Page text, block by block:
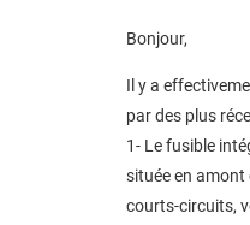
Bonjour,
Il y a
par des plus
1- Le fusible
située en
courts-circuits,